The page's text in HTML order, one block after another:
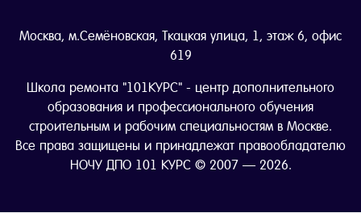
Москва, м.Семёновская, Ткацкая улица, 1, этаж 6, офис
619
Школа ремонта "101КУРС" - центр дополнительного
образования и профессионального обучения
строительным и рабочим специальностям в Москве.
Все права защищены и принадлежат правообладателю
НОЧУ ДПО 101 КУРС © 2007 — 2026.